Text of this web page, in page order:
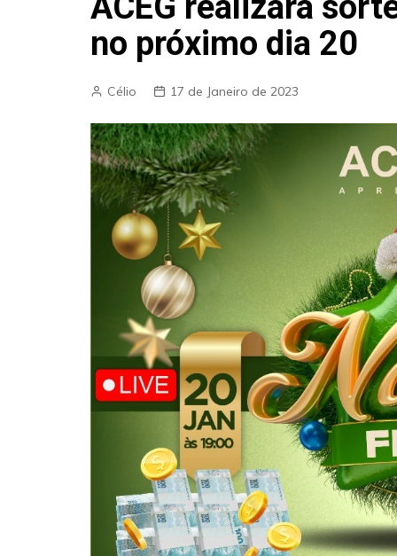
no próximo dia 20
Célio 17 de Janeiro de 2023